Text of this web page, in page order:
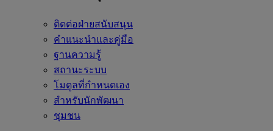
ติดต่อฝ่ายสนับสนุน
คำแนะนำและคู่มือ
ฐานความรู้
สถานะระบบ
โมดูลที่กำหนดเอง
สำหรับนักพัฒนา
ชุมชน